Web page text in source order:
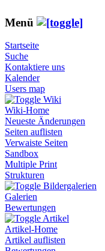
Menü
Startseite
Suche
Kontaktiere uns
Kalender
Users map
Wiki
Wiki-Home
Neueste Änderungen
Seiten auflisten
Verwaiste Seiten
Sandbox
Multiple Print
Strukturen
Bildergalerien
Galerien
Bewertungen
Artikel
Artikel-Home
Artikel auflisten